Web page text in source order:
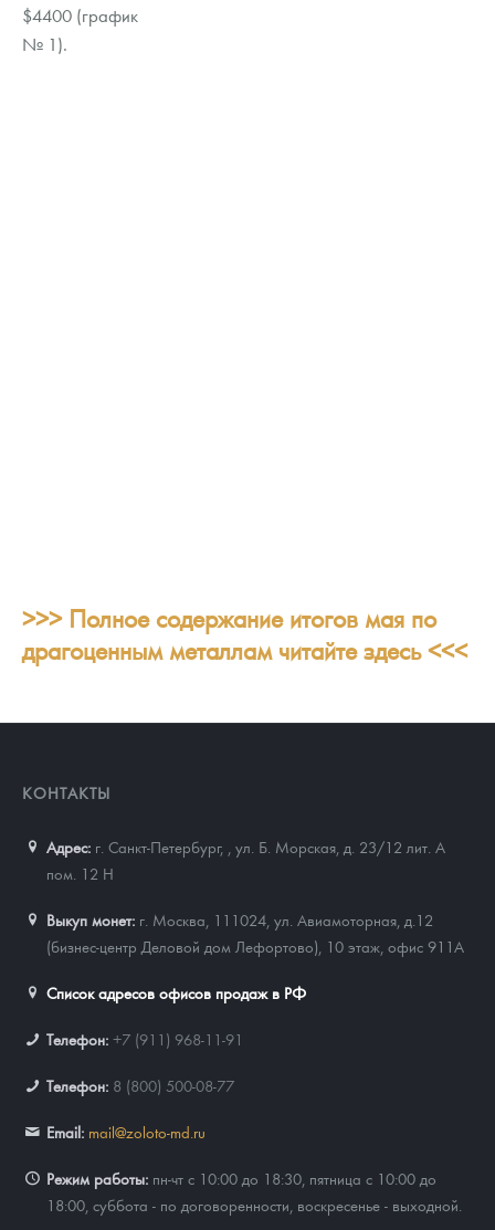
$4400 (график
№ 1).
>>> Полное содержание итогов мая по
драгоценным металлам читайте здесь <<<
КОНТАКТЫ
Адрес: г. Санкт-Петербург,
ул. Б. Морская, д. 23/12 лит. А
пом. 12 Н
Выкуп монет: г. Москва, 111024, ул. Авиамоторная, д.12
(бизнес-центр Деловой дом Лефортово), 10 этаж, офис 911А
Список адресов офисов продаж в РФ
Телефон: +7 (911) 968-11-91
Телефон: 8 (800) 500-08-77
Email: mail@zoloto-md.ru
Режим работы: пн-чт с 10:00 до 18:30, пятница с 10:00 до
18:00, суббота - по договоренности, воскресенье - выходной.